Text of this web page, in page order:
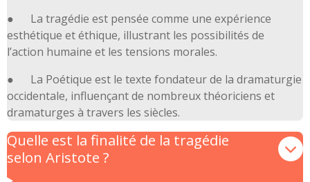
● La tragédie est pensée comme une expérience
esthétique et éthique, illustrant les possibilités de
l’action humaine et les tensions morales.
● La Poétique est le texte fondateur de la dramaturgie
occidentale, influençant de nombreux théoriciens et
dramaturges à travers les siècles.
Quelle est la finalité de la tragédie
selon Aristote ?